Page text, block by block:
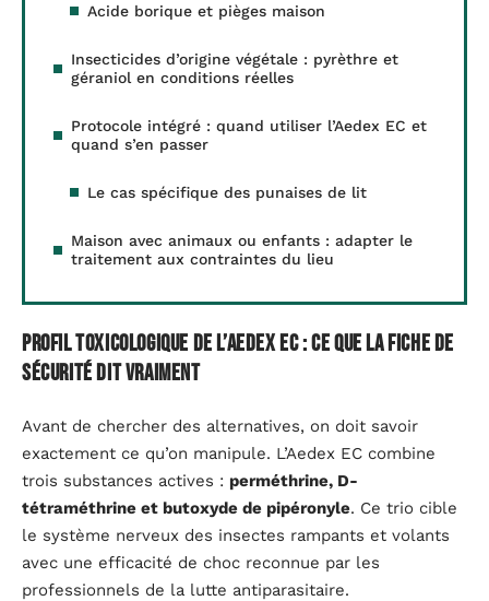
Acide borique et pièges maison
Insecticides d’origine végétale : pyrèthre et
géraniol en conditions réelles
Protocole intégré : quand utiliser l’Aedex EC et
quand s’en passer
Le cas spécifique des punaises de lit
Maison avec animaux ou enfants : adapter le
traitement aux contraintes du lieu
Profil toxicologique de l’Aedex EC : ce que la fiche de
sécurité dit vraiment
Avant de chercher des alternatives, on doit savoir
exactement ce qu’on manipule. L’Aedex EC combine
trois substances actives : perméthrine, D-
tétraméthrine et butoxyde de pipéronyle. Ce trio cible
le système nerveux des insectes rampants et volants
avec une efficacité de choc reconnue par les
professionnels de la lutte antiparasitaire.